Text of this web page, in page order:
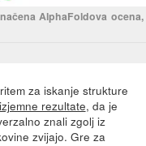
AlphaFoldova ocena,
za iskanje strukture
izjemne rezultate, da je
znali zgolj iz
zvijajo. Gre za